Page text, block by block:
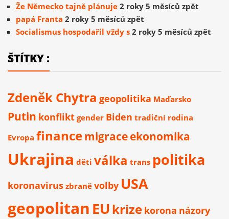
Že Německo tajně plánuje 2 roky 5 měsíců zpět
papá Franta 2 roky 5 měsíců zpět
Socialismus hospodařil vždy s 2 roky 5 měsíců zpět
ŠTÍTKY :
Zdeněk Chytra geopolitika Maďarsko
Putin konflikt gender Biden tradiční rodina
Evropa financemigraceekonomika
Ukrajina děti válka trans politika
koronavirus zbraně volby USA
geopolitan EUkrize korona názory